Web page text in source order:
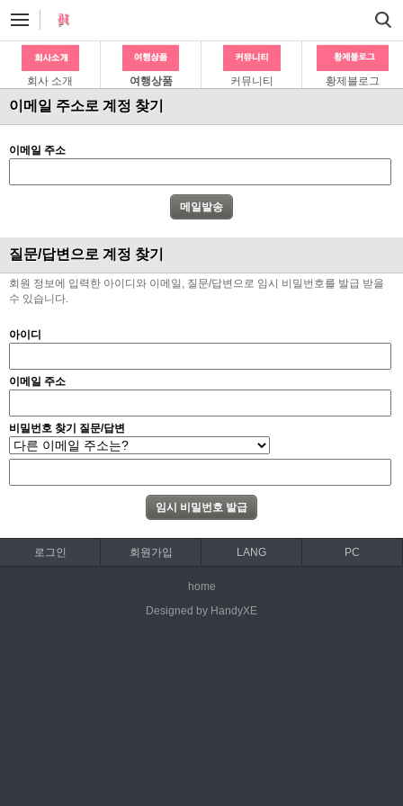
회사 소개 여행상품 커뮤니티 황제블로그
이메일 주소로 계정 찾기
이메일 주소
질문/답변으로 계정 찾기
회원 정보에 입력한 아이디와 이메일, 질문/답변으로 임시 비밀번호를 발급 받을
수 있습니다.
아이디
이메일 주소
비밀번호 찾기 질문/답변
로그인 회원가입 LANG PC
home
Designed by HandyXE